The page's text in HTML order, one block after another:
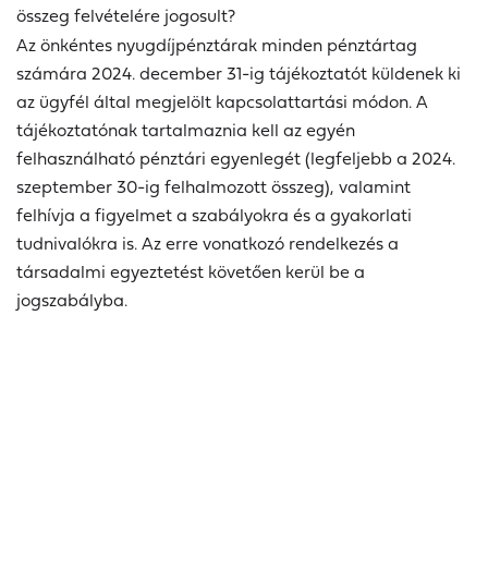
összeg felvételére jogosult?
Az önkéntes nyugdíjpénztárak minden pénztártag
számára 2024. december 31-ig tájékoztatót küldenek ki
az ügyfél által megjelölt kapcsolattartási módon. A
tájékoztatónak tartalmaznia kell az egyén
felhasználható pénztári egyenlegét (legfeljebb a 2024.
szeptember 30-ig felhalmozott összeg), valamint
felhívja a figyelmet a szabályokra és a gyakorlati
tudnivalókra is. Az erre vonatkozó rendelkezés a
társadalmi egyeztetést követően kerül be a
jogszabályba.